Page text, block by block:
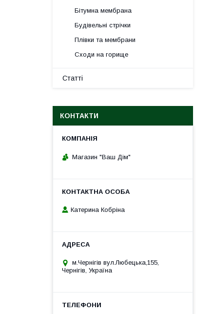
Бітумна мембрана
Будівельні стрічки
Плівки та мембрани
Сходи на горище
Статті
КОНТАКТИ
Магазин "Ваш Дім"
Катерина Кобріна
м.Чернігів вул.Любецька,155,
Чернігів, Україна